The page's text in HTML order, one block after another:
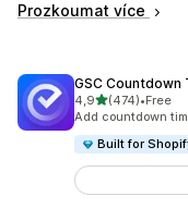
Prozkoumat více
GSC Countdown
4,9z 5 hvězd
(474)
Celkový počet
•Free
Add countdown
Built for